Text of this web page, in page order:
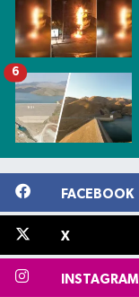
6
FACEBOOK
X
INSTAGRAM